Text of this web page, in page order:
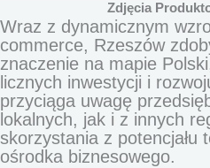
Zdjęcia
Wraz z dynamicznym
commerce, Rzeszów
znaczenie na mapie
licznych inwestycji i
przyciąga uwagę
lokalnych, jak i z innych
skorzystania z potencjału
ośrodka biznesowego.